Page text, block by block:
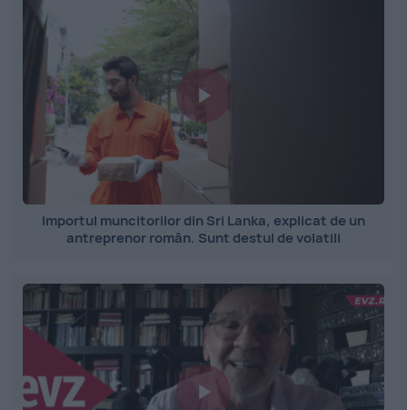
Importul muncitorilor din Sri Lanka, explicat de un
antreprenor român. Sunt destul de volatili